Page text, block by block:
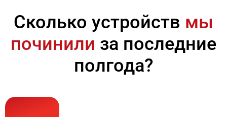
Сколько устройств мы
починили за последние
полгода?